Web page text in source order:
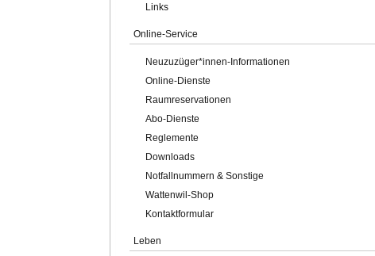
Links
Online-Service
Neuzuzüger*innen-Informationen
Online-Dienste
Raumreservationen
Abo-Dienste
Reglemente
Downloads
Notfallnummern & Sonstige
Wattenwil-Shop
Kontaktformular
Leben